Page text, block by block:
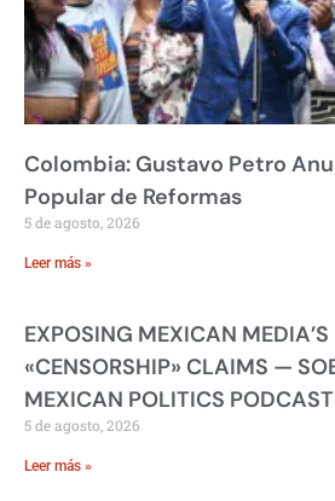
Colombia: Gustavo Petro
Popular de Reformas
5 de agosto, 2026
Leer más »
EXPOSING MEXICAN MEDIA’S
«CENSORSHIP» CLAIMS —
MEXICAN POLITICS
5 de agosto, 2026
Leer más »